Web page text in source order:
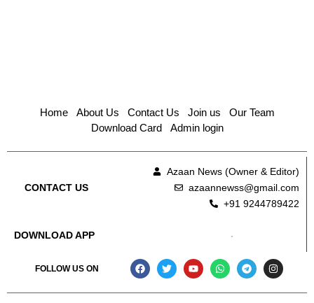
Home About Us Contact Us Join us
Our Team
Download Card
Admin login
CONTACT US
Azaan News (Owner & Editor)
azaannewss@gmail.com
+91 9244789422
DOWNLOAD APP
FOLLOW US ON